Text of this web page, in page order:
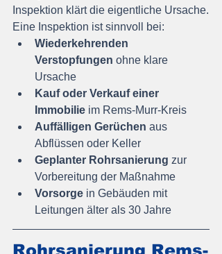
Inspektion klärt die eigentliche Ursache.
Eine Inspektion ist sinnvoll bei:
Wiederkehrenden
Verstopfungen ohne klare
Ursache
Kauf oder Verkauf einer
Immobilie im Rems-Murr-Kreis
Auffälligen Gerüchen aus
Abflüssen oder Keller
Geplanter Rohrsanierung zur
Vorbereitung der Maßnahme
Vorsorge in Gebäuden mit
Leitungen älter als 30 Jahre
Rohrsanierung Rems-